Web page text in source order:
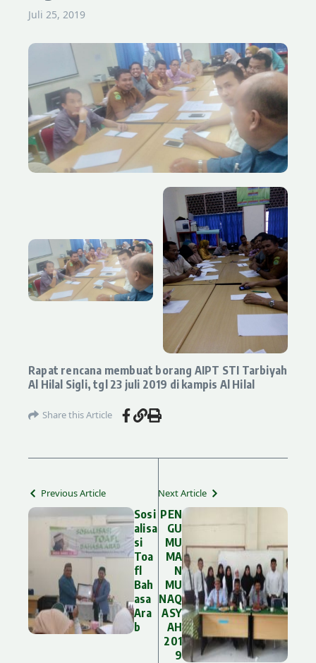
Lewati ke konten
Juli 25, 2019
Rapat rencana membuat borang AIPT STI Tarbiyah
Al Hilal Sigli, tgl 23 juli 2019 di kampis Al Hilal
Share this Article
Previous Article
Sosi
alisa
si
Toa
fl
Bah
asa
Ara
b
Next Article
PEN
GU
MU
MA
N
MU
NAQ
ASY
AH
201
9